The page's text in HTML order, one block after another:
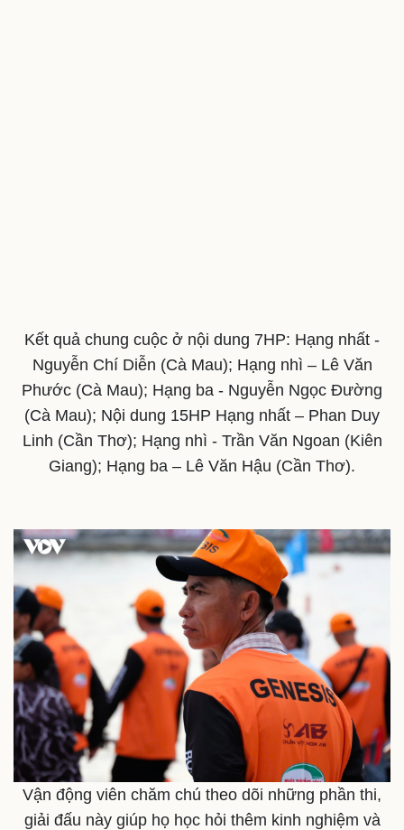
Du lịch
Tư vấn
Săn Tour
check-in
Podcast
Câu chuyện thời sự
Đọc truyện đêm khuya
Cửa sổ tình yêu
Kể chuyện cho bé
Hạt giống tâm hồn
Kết quả chung cuộc ở nội dung 7HP: Hạng nhất -
Nguyễn Chí Diễn (Cà Mau); Hạng nhì – Lê Văn
Phước (Cà Mau); Hạng ba - Nguyễn Ngọc Đường
(Cà Mau); Nội dung 15HP Hạng nhất – Phan Duy
Linh (Cần Thơ); Hạng nhì - Trần Văn Ngoan (Kiên
Giang); Hạng ba – Lê Văn Hậu (Cần Thơ).
Vận động viên chăm chú theo dõi những phần thi,
giải đấu này giúp họ học hỏi thêm kinh nghiệm và